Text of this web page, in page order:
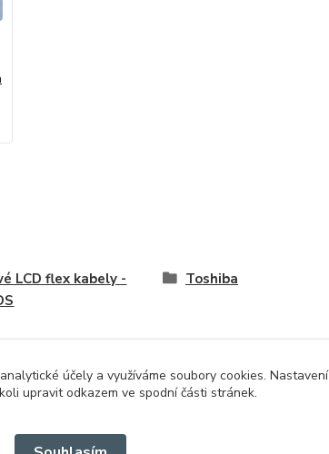
LCD flex kabely -
Toshiba
cookies.
účely a využíváme soubory cookies. Nastavení
upravit odkazem ve spodní části stránek.